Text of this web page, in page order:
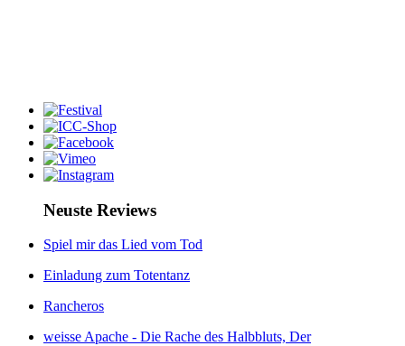
Neuste Reviews
Spiel mir das Lied vom Tod
Einladung zum Totentanz
Rancheros
weisse Apache - Die Rache des Halbbluts, Der